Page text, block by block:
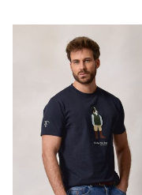
Politique d'expédition
ici